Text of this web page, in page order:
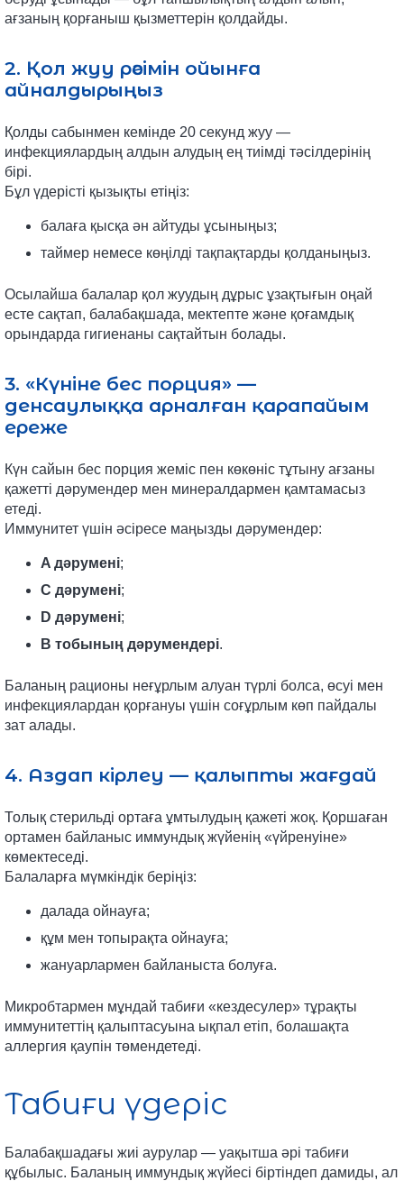
ағзаның қорғаныш қызметтерін қолдайды.
2. Қол жуу рәсімін ойынға
айналдырыңыз
Қолды сабынмен кемінде 20 секунд жуу —
инфекциялардың алдын алудың ең тиімді тәсілдерінің
бірі.
Бұл үдерісті қызықты етіңіз:
балаға қысқа ән айтуды ұсыныңыз;
таймер немесе көңілді тақпақтарды қолданыңыз.
Осылайша балалар қол жуудың дұрыс ұзақтығын оңай
есте сақтап, балабақшада, мектепте және қоғамдық
орындарда гигиенаны сақтайтын болады.
3. «Күніне бес порция» —
денсаулыққа арналған қарапайым
ереже
Күн сайын бес порция жеміс пен көкөніс тұтыну ағзаны
қажетті дәрумендер мен минералдармен қамтамасыз
етеді.
Иммунитет үшін әсіресе маңызды дәрумендер:
A дәрумені;
C дәрумені;
D дәрумені;
B тобының дәрумендері.
Баланың рационы неғұрлым алуан түрлі болса, өсуі мен
инфекциялардан қорғануы үшін соғұрлым көп пайдалы
зат алады.
4. Аздап кірлеу — қалыпты жағдай
Толық стерильді ортаға ұмтылудың қажеті жоқ. Қоршаған
ортамен байланыс иммундық жүйенің «үйренуіне»
көмектеседі.
Балаларға мүмкіндік беріңіз:
далада ойнауға;
құм мен топырақта ойнауға;
жануарлармен байланыста болуға.
Микробтармен мұндай табиғи «кездесулер» тұрақты
иммунитеттің қалыптасуына ықпал етіп, болашақта
аллергия қаупін төмендетеді.
Табиғи үдеріс
Балабақшадағы жиі аурулар — уақытша әрі табиғи
құбылыс. Баланың иммундық жүйесі біртіндеп дамиды, ал